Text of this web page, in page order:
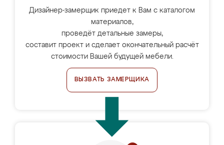
Дизайнер-замерщик приедет к Вам с каталогом
материалов,
проведёт детальные замеры,
составит проект и сделает окончательный расчёт
стоимости Вашей будущей мебели.
ВЫЗВАТЬ ЗАМЕРЩИКА